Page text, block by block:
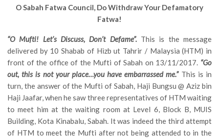
O Sabah Fatwa Council, Do Withdraw Your Defamatory
Fatwa!
“O Mufti! Let’s Discuss, Don’t Defame”.This is the message
delivered by 10 Shabab of Hizb ut Tahrir / Malaysia (HTM) in
front of the office of the Mufti of Sabah on 13/11/2017. “Go
out, this is not your place…you have embarrassed me.”This is in
turn, the answer of the Mufti of Sabah, Haji Bungsu @ Aziz bin
Haji Jaafar, when he saw three representatives of HTM waiting
to meet him at the waiting room at Level 6, Block B, MUIS
Building, Kota Kinabalu, Sabah. It was indeed the third attempt
of HTM to meet the Mufti after not being attended to in the